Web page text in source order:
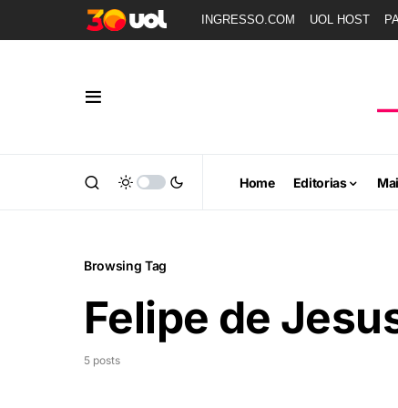
INGRESSO.COM UOL HOST
Home Editorias
Browsing Tag
Felipe de
5 posts